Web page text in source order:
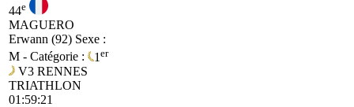
44e
MAGUERO
Erwann (92) Sexe :
M - Catégorie :
1 er
V3 RENNES
TRIATHLON
01:59:21